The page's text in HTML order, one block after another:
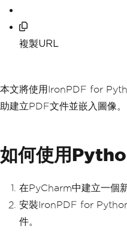
複製URL
本文將使用IronPDF for
助建立PDF文件並嵌入圖像。
如何使用
在PyCharm中建立一個新
安裝IronPDF for
件。